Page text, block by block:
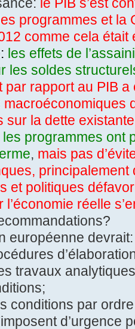
programmes et la
comme cela était
les effets de
les soldes
par rapport au PIB
macroéconomiques
sur la dette
les programmes ont
, mais pas
principalement
et politiques
réelle
européenne devrait:
travaux
conditions par
d’urgence